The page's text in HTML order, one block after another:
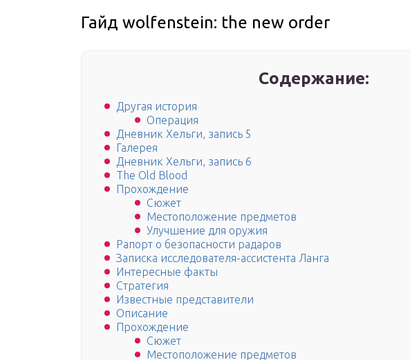
Гайд wolfenstein: the new order
Содержание:
Другая история
Операция
Дневник Хельги, запись 5
Галерея
Дневник Хельги, запись 6
The Old Blood
Прохождение
Сюжет
Местоположение предметов
Улучшение для оружия
Рапорт о безопасности радаров
Записка исследователя-ассистента Ланга
Интересные факты
Стратегия
Известные представители
Описание
Прохождение
Сюжет
Местоположение предметов